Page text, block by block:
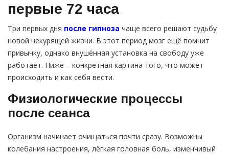
первые 72 часа
Три первых дня после гипноза чаще всего решают судьбу
новой некурящей жизни. В этот период мозг ещё помнит
привычку, однако внушённая установка на свободу уже
работает. Ниже – конкретная картина того, что может
происходить и как себя вести.
Физиологические процессы
после сеанса
Организм начинает очищаться почти сразу. Возможны
колебания настроения, лёгкая головная боль, изменчивый